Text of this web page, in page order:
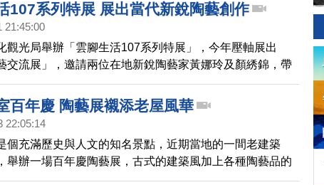
107系列特展 展出當代新銳陶藝創作
21:45:00
觀光局舉辦「雲腳生活107系列特展」，今年壓軸展出
交流展」，邀請兩位在地新銳陶藝家黃娜玲及顏綉錦，帶
不可分的陶藝作品。
百年慶 陶藝展襯添老屋風華
22:05:14
個充滿歷史與人文的知名景點，近期當地的一間老建築
舉辦一場百年慶陶藝展，古式的建築風加上各種陶藝品的
座老宅展現了與眾不同的文雅氣息。